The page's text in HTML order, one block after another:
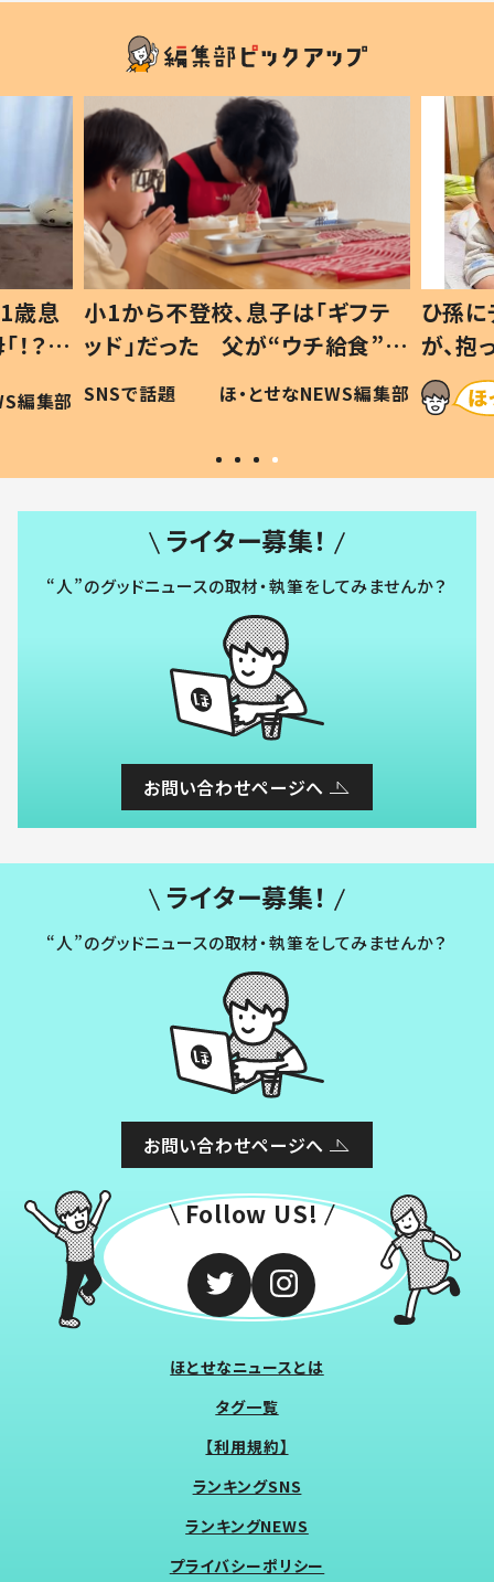
歳息
？」
編集部
小1から不登校、息子は「ギフテ
ッド」だった 父が“ウチ給食”を
作り続ける理由とは #令和の親
#令和の子
SNSで話題 ほ・とせなNEWS編集部
ひ孫
が、
「涙が
い」
ライター募集！
“人”のグッドニュースの取材・執筆をしてみませんか？
お問い合わせページへ
ライター募集！
“人”のグッドニュースの取材・執筆をしてみませんか？
お問い合わせページへ
Follow US!
ほとせなニュースとは
タグ一覧
【利用規約】
ランキングSNS
ランキングNEWS
プライバシーポリシー